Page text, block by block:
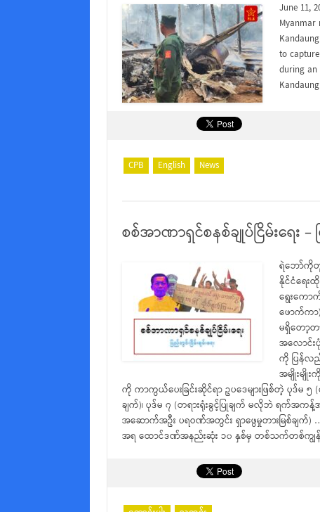
June 11,
Myanmar
to
during an
CPB English News
စစ်အာဏာရှင်စနစ်ချုပ်ငြိမ်းရေး –
ရဲဘော်ကို
နိုင်ငံရေး
ရွေးကော
ဖောက်ကာ
မရှိတော့
အလောင်း
ကို ပြန်လ
အမျိုးမျို
ကို ကာကွယ်ပေးခြင်းဆိုင်ရာ ဥပဒေများဖြစ်တဲ့ ပုဒ်မ
ချက်)၊ ပုဒ်မ ၇ (တရားရုံးခွင့်ပြုချက် မလိုဘဲ ရက်အကန့်
အဆောက်အဦး ပရဝဏ်အတွင်း ရှာဖွေမှုတားမြစ်ချက်
အရ ထောင်ဒဏ်အနည်းဆုံး ၁၀ နှစ်မှ တစ်သက်တစ်က